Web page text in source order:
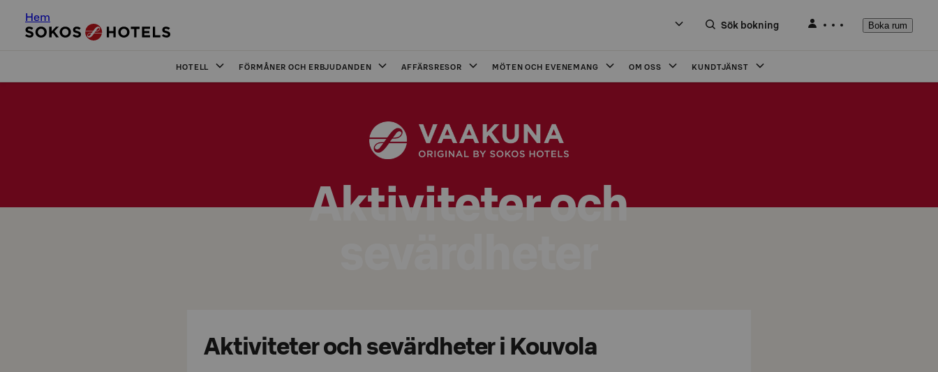
Hem
Sök bokning Boka rum
HOTELL FÖRMÅNER OCH ERBJUDANDEN AFFÄRSRESOR MÖTEN OCH EVENEMANG OM OSS KUNDTJÄNST
Aktiviteter och
Aktiviteter och sevärdheter i Kouvola